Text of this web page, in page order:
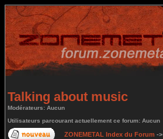
Talking about music
Modérateurs: Aucun
Utilisateurs parcourant actuellement ce forum: Aucun
ZONEMETAL Index du Forum ->